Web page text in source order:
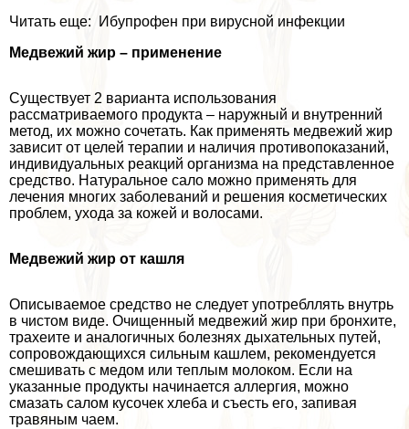
Читать еще: Ибупрофен при вирусной инфекции
Медвежий жир – применение
Существует 2 варианта использования
рассматриваемого продукта – наружный и внутренний
метод, их можно сочетать. Как применять медвежий жир
зависит от целей терапии и наличия противопоказаний,
индивидуальных реакций организма на представленное
средство. Натуральное сало можно применять для
лечения многих заболеваний и решения косметических
проблем, ухода за кожей и волосами.
Медвежий жир от кашля
Описываемое средство не следует употрeбллять внутрь
в чистом виде. Очищенный медвежий жир при бронхите,
трахеите и аналогичных болезнях дыхательных путей,
сопровождающихся сильным кашлем, рекомендуется
смешивать с медом или теплым молоком. Если на
указанные продукты начинается аллергия, можно
смазать салом кусочек хлеба и съесть его, запивая
травяным чаем.